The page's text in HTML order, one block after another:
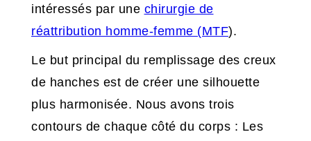
intéressés par une chirurgie de
réattribution homme-femme (MTF).
Le but principal du remplissage des creux
de hanches est de créer une silhouette
plus harmonisée. Nous avons trois
contours de chaque côté du corps : Les